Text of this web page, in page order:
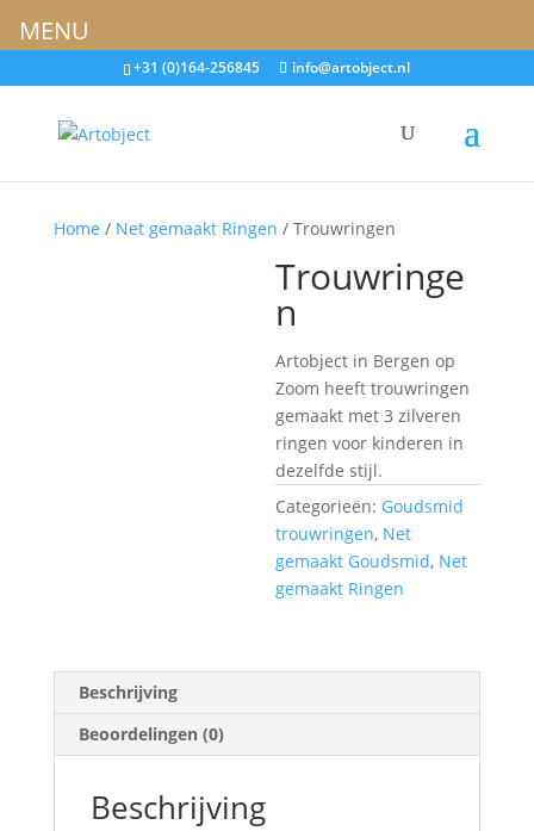
+31 (0)164-256845 info@artobject.nl
Home / Net gemaakt Ringen / Trouwringen
Trouwringe
n
Artobject in Bergen op
Zoom heeft trouwringen
gemaakt met 3 zilveren
ringen voor kinderen in
dezelfde stijl.
Categorieën: Goudsmid
trouwringen, Net
gemaakt Goudsmid, Net
gemaakt Ringen
Beschrijving
Beoordelingen (0)
Beschrijving
MENU